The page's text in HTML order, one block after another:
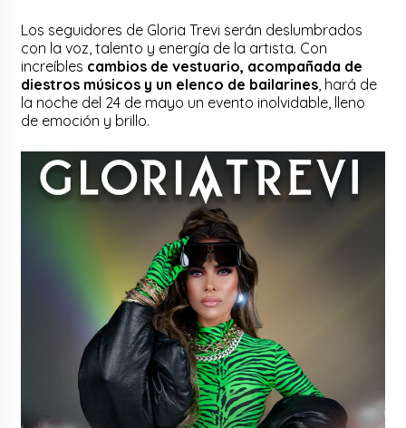
Los seguidores de Gloria Trevi serán deslumbrados
con la voz, talento y energía de la artista. Con
increíbles cambios de vestuario, acompañada de
diestros músicos y un elenco de bailarines , hará de
la noche del 24 de mayo un evento inolvidable, lleno
de emoción y brillo.